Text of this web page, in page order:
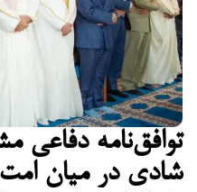
توافق‌نامه دفاعی
شادی در میان